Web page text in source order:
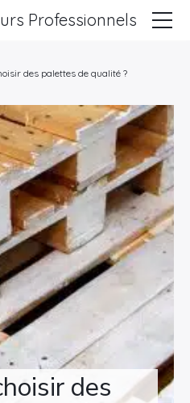
des
des palettes de qualité ?
Professionnels